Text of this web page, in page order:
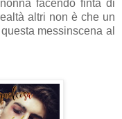
facendo finta di
altri non è che un
messinscena al